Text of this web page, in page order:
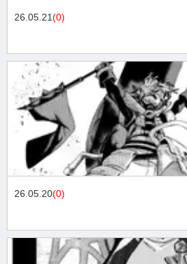
26.05.21(0)
26.05.20(0)